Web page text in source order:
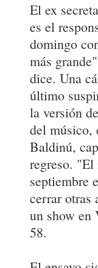
El ex
es el
domingo
más
dice. Una
último
la versión
del músico,
Baldinú,
regreso. "El
septiembre
cerrar otras
un show en
58.